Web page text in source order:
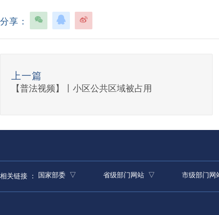
分享：
上一篇
【普法视频】丨小区公共区域被占用
相关链接 ： 国家部委 ▽ 省级部门网站 ▽ 市级部门